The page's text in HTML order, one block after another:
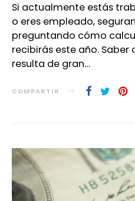
Si actualmente estás
o eres empleado,
preguntando cómo
recibirás este año.
resulta de gran…
COMPARTIR